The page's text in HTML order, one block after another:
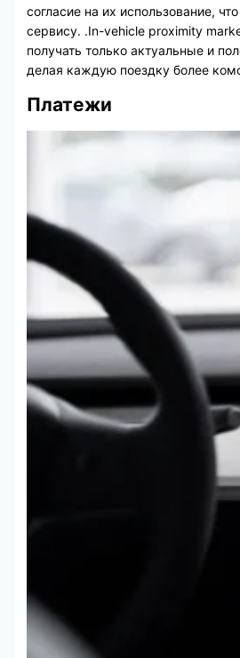
согласие на их использование,
сервису. .In-vehicle proximity
получать только актуальные и
делая каждую поездку более
Платежи